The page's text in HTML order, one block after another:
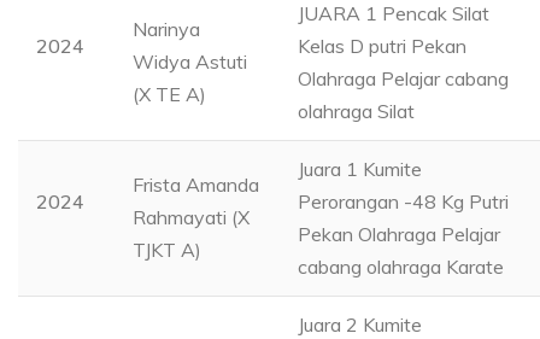
2024
Narinya
Widya Astuti
(X TE A)
JUARA 1 Pencak Silat
Kelas D putri Pekan
Olahraga Pelajar cabang
olahraga Silat
2024
Frista Amanda
Rahmayati (X
TJKT A)
Juara 1 Kumite
Perorangan -48 Kg Putri
Pekan Olahraga Pelajar
cabang olahraga Karate
Juara 2 Kumite